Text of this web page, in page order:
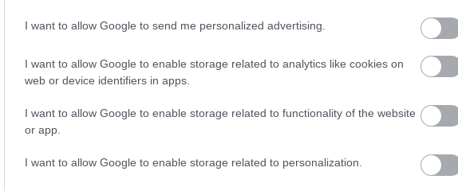
I want to allow Google to send me personalized advertising.
I want to allow Google to enable storage related to analytics like cookies on
web or device identifiers in apps.
I want to allow Google to enable storage related to functionality of the website
or app.
I want to allow Google to enable storage related to personalization.
TAGS: ΓΥΝΑΙΚΑ Ν.ΠΑΣΙΝΙΑΝ ΠΡΟΕΚΛΟΓΙΚΗ ΕΚΣΤΡΑΤΕΙΑ
Δείτε μας ζωντανά στο Telegram